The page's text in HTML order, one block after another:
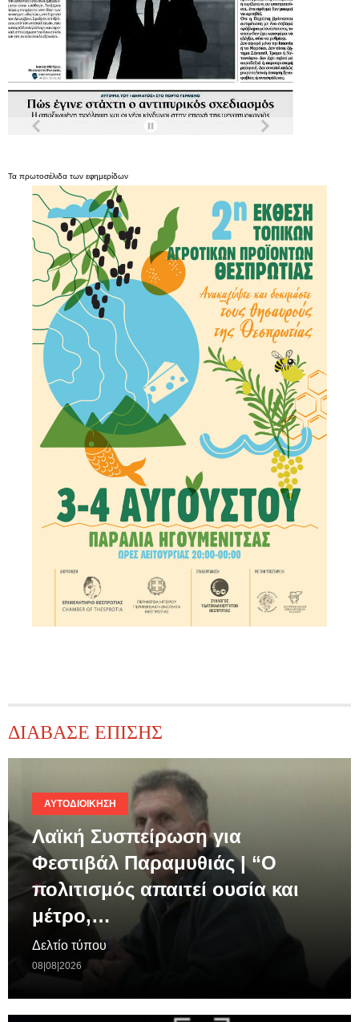
Τα πρωτοσέλιδα των εφημερίδων
ΔΙΑΒΑΣΕ ΕΠΙΣΗΣ
ΑΥΤΟΔΙΟΊΚΗΣΗ
Λαϊκή Συσπείρωση για
Φεστιβάλ Παραμυθιάς | “Ο
πολιτισμός απαιτεί ουσία και
μέτρο,…
Δελτίο τύπου
08|08|2026